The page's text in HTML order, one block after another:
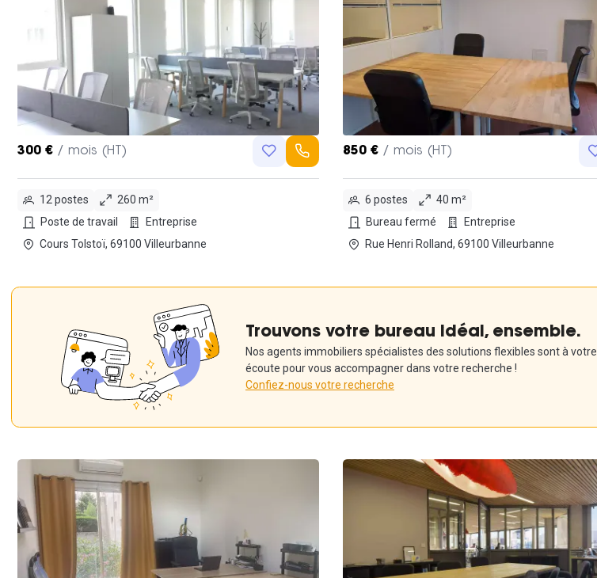
300 € / mois (HT)
12 postes
260 m²
Poste de travail
Entreprise
Cours Tolstoï, 69100 Villeurbanne
850 € / mois (HT)
6 postes
40 m²
Bureau fermé
Entreprise
Rue Henri Rolland, 69100 Villeurbanne
Trouvons votre bureau idéal, ensemble.
Nos agents immobiliers spécialistes des solutions flexibles sont à votre
écoute pour vous accompagner dans votre recherche !
Confiez-nous votre recherche